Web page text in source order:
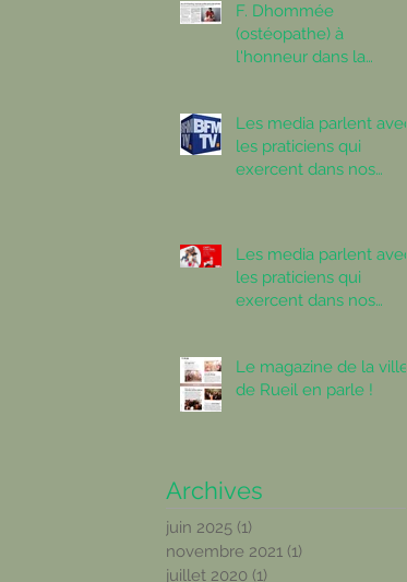
F. Dhommée
(ostéopathe) à
l'honneur dans la
Les media parlent avec
les praticiens qui
exercent dans nos
Les media parlent avec
les praticiens qui
exercent dans nos
Le magazine de la ville
de Rueil en parle !
Archives
juin 2025 (1)
novembre 2021 (1)
juillet 2020 (1)